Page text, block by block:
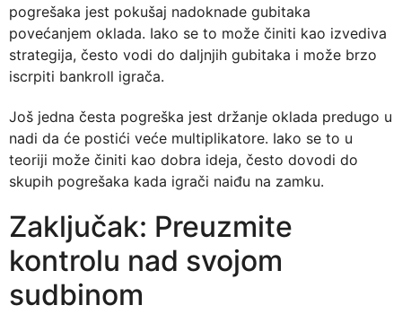
pogrešaka jest pokušaj nadoknade gubitaka
povećanjem oklada. Iako se to može činiti kao izvediva
strategija, često vodi do daljnjih gubitaka i može brzo
iscrpiti bankroll igrača.
Još jedna česta pogreška jest držanje oklada predugo u
nadi da će postići veće multiplikatore. Iako se to u
teoriji može činiti kao dobra ideja, često dovodi do
skupih pogrešaka kada igrači naiđu na zamku.
Zaključak: Preuzmite
kontrolu nad svojom
sudbinom